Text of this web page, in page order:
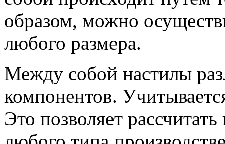
образом, можно
любого размера.
Между собой настилы
компонентов.
Это позволяет